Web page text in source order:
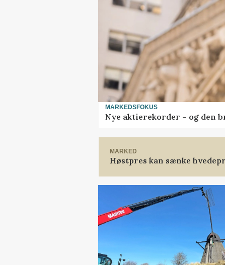
MARKEDSFOKUS
Nye aktierekorder – og den
MARKED
Høstpres kan sænke